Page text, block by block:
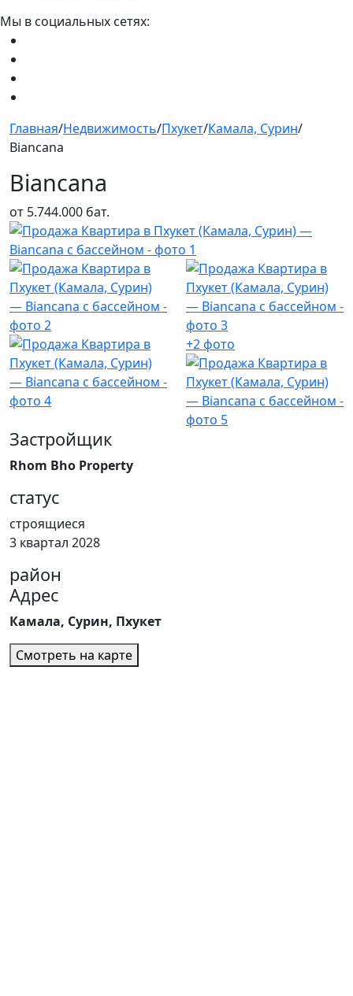
Мы в социальных сетях:
Главная/Недвижимость/Пхукет/Камала, Сурин/
Biancana
Biancana
от 5.744.000 бат.
+2 фото
Застройщик
Rhom Bho Property
статус
строящиеся
3 квартал 2028
район
Адрес
Камала, Сурин, Пхукет
Смотреть на карте